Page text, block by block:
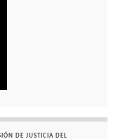
DE JUSTICIA DEL